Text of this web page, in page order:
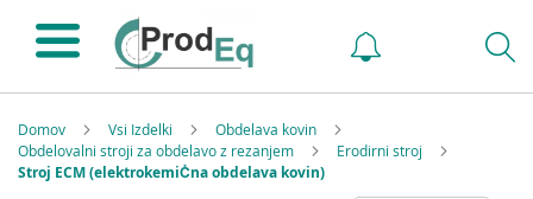
Domov Vsi Izdelki
Obdelava kovin
Obdelovalni stroji za obdelavo z rezanjem
Erodirni stroj
Stroj ECM (elektrokemiĊna obdelava kovin)